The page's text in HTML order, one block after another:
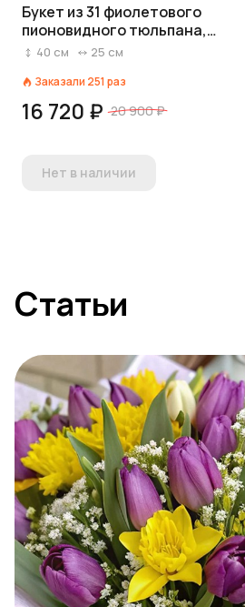
Букет из 31 фиолетового
пионовидного тюльпана,
Голландия
40 см 25 см
Заказали 251 раз
16 720 ₽ 20 900 ₽
Нет в наличии
Статьи